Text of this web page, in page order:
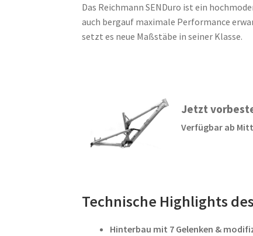
Das Reichmann SENDuro ist ein
auch bergauf maximale Performance
setzt es neue Maßstäbe in seiner Klasse.
Jetzt
Verfügbar ab
Technische Highlights
Hinterbau mit 7 Gelenken &